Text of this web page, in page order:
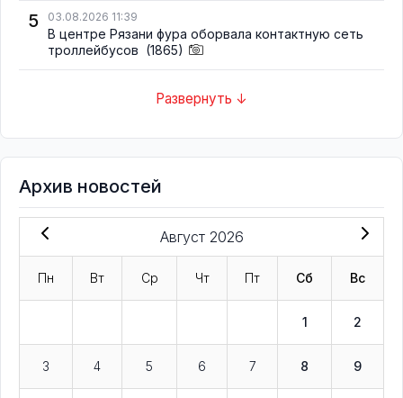
5 03.08.2026 11:39
В центре Рязани фура оборвала контактную сеть
троллейбусов (1865)
Развернуть ↓
Архив новостей
Август 2026
Пн Вт Ср Чт Пт Сб Вс
1 2
3 4 5 6 7 8 9